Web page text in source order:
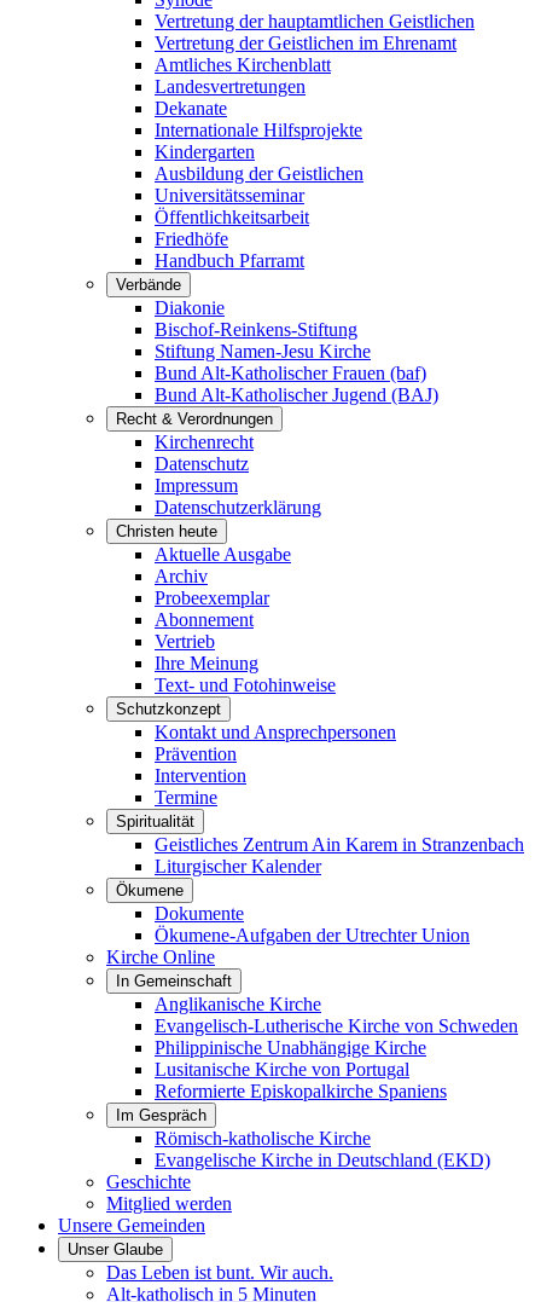
Vertretung der hauptamtlichen Geistlichen
Vertretung der Geistlichen im Ehrenamt
Amtliches Kirchenblatt
Landesvertretungen
Dekanate
Internationale Hilfsprojekte
Kindergarten
Ausbildung der Geistlichen
Universitätsseminar
Öffentlichkeitsarbeit
Friedhöfe
Handbuch Pfarramt
Verbände
Diakonie
Bischof-Reinkens-Stiftung
Stiftung Namen-Jesu Kirche
Bund Alt-Katholischer Frauen (baf)
Bund Alt-Katholischer Jugend (BAJ)
Recht & Verordnungen
Kirchenrecht
Datenschutz
Impressum
Datenschutzerklärung
Christen heute
Aktuelle Ausgabe
Archiv
Probeexemplar
Abonnement
Vertrieb
Ihre Meinung
Text- und Fotohinweise
Schutzkonzept
Kontakt und Ansprechpersonen
Prävention
Intervention
Termine
Spiritualität
Geistliches Zentrum Ain Karem in Stranzenbach
Liturgischer Kalender
Ökumene
Dokumente
Ökumene-Aufgaben der Utrechter Union
Kirche Online
In Gemeinschaft
Anglikanische Kirche
Evangelisch-Lutherische Kirche von Schweden
Philippinische Unabhängige Kirche
Lusitanische Kirche von Portugal
Reformierte Episkopalkirche Spaniens
Im Gespräch
Römisch-katholische Kirche
Evangelische Kirche in Deutschland (EKD)
Geschichte
Mitglied werden
Unsere Gemeinden
Unser Glaube
Das Leben ist bunt. Wir auch.
Alt-katholisch in 5 Minuten